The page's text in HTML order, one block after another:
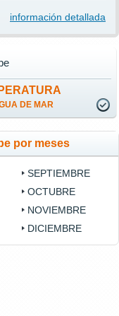
información detallada
DE MAR
por meses
SEPTIEMBRE
OCTUBRE
NOVIEMBRE
DICIEMBRE